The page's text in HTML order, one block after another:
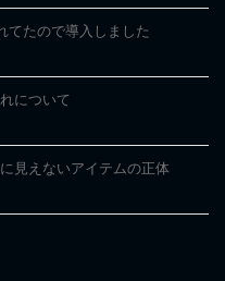
てたので導入しました
について
見えないアイテムの正体